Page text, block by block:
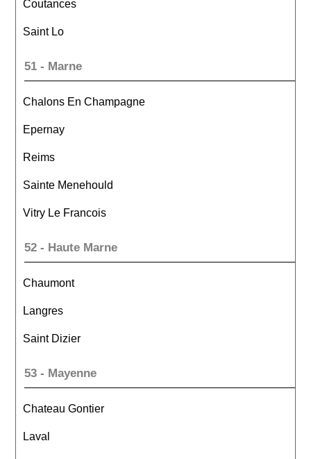
Coutances
Saint Lo
51 - Marne
Chalons En Champagne
Epernay
Reims
Sainte Menehould
Vitry Le Francois
52 - Haute Marne
Chaumont
Langres
Saint Dizier
53 - Mayenne
Chateau Gontier
Laval